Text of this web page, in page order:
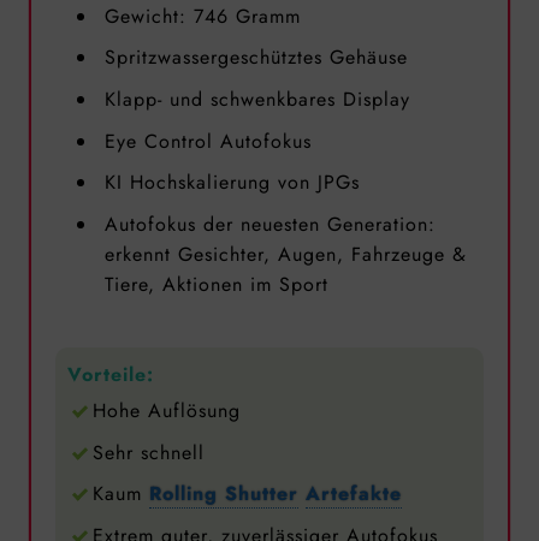
Gewicht: 746 Gramm
Spritzwassergeschütztes Gehäuse
Klapp- und schwenkbares Display
Eye Control Autofokus
KI Hochskalierung von JPGs
Autofokus der neuesten Generation:
erkennt Gesichter, Augen, Fahrzeuge &
Tiere, Aktionen im Sport
Vorteile:
Hohe Auflösung
Sehr schnell
Kaum Rolling Shutter Artefakte